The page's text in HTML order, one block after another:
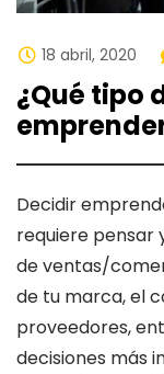
18 abril, 2020
¿Qué tipo
Decidir
requiere pensar
de ventas/
de tu marca, el
proveedores,
decisiones más